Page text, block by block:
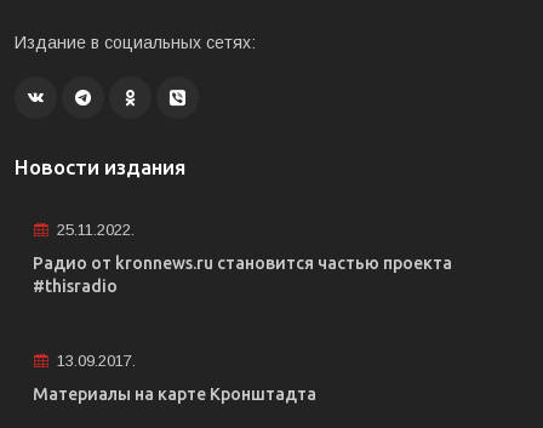
Издание в социальных сетях:
Новости издания
25.11.2022.
Радио от kronnews.ru становится частью проекта
#thisradio
13.09.2017.
Материалы на карте Кронштадта